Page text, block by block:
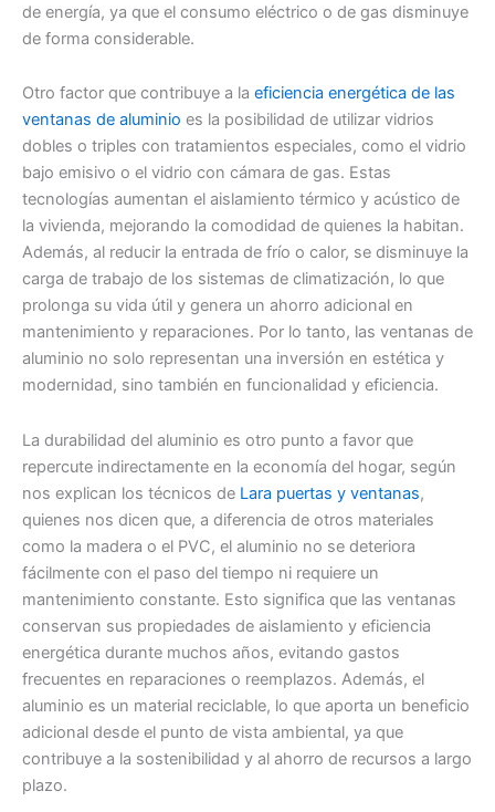
de energía, ya que el consumo eléctrico o de gas disminuye
de forma considerable.
Otro factor que contribuye a la eficiencia energética de las
ventanas de aluminio es la posibilidad de utilizar vidrios
dobles o triples con tratamientos especiales, como el vidrio
bajo emisivo o el vidrio con cámara de gas. Estas
tecnologías aumentan el aislamiento térmico y acústico de
la vivienda, mejorando la comodidad de quienes la habitan.
Además, al reducir la entrada de frío o calor, se disminuye la
carga de trabajo de los sistemas de climatización, lo que
prolonga su vida útil y genera un ahorro adicional en
mantenimiento y reparaciones. Por lo tanto, las ventanas de
aluminio no solo representan una inversión en estética y
modernidad, sino también en funcionalidad y eficiencia.
La durabilidad del aluminio es otro punto a favor que
repercute indirectamente en la economía del hogar, según
nos explican los técnicos de Lara puertas y ventanas,
quienes nos dicen que, a diferencia de otros materiales
como la madera o el PVC, el aluminio no se deteriora
fácilmente con el paso del tiempo ni requiere un
mantenimiento constante. Esto significa que las ventanas
conservan sus propiedades de aislamiento y eficiencia
energética durante muchos años, evitando gastos
frecuentes en reparaciones o reemplazos. Además, el
aluminio es un material reciclable, lo que aporta un beneficio
adicional desde el punto de vista ambiental, ya que
contribuye a la sostenibilidad y al ahorro de recursos a largo
plazo.